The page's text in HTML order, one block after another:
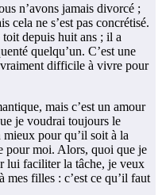
n’avons jamais divorcé ;
cela ne s’est pas concrétisé.
toit depuis huit ans ; il a
quelqu’un. C’est une
difficile à vivre pour
mais c’est un amour
je voudrai toujours le
pour qu’il soit à la
pour moi. Alors, quoi que je
lui faciliter la tâche, je veux
mes filles : c’est ce qu’il faut